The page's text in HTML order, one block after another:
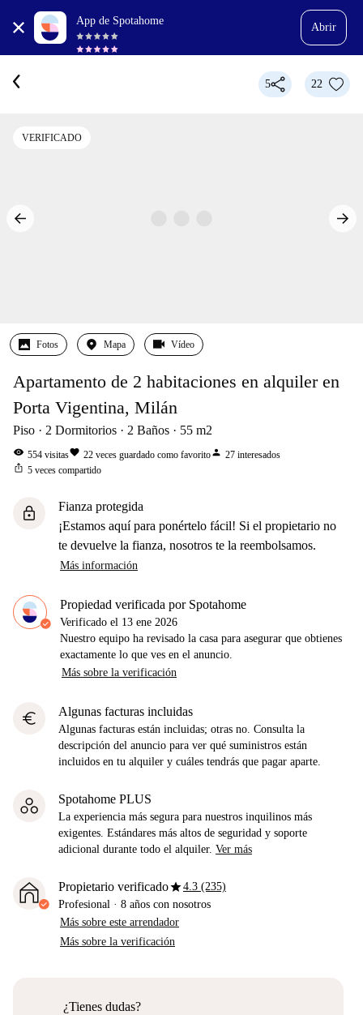
App de Spotahome
Abrir
5 22
VERIFICADO
Fotos Mapa Vídeo
Apartamento de 2 habitaciones en alquiler en
Porta Vigentina, Milán
Piso 2 Dormitorios 2 Baños 55 m2
visibility 554 visitasfavorite 22 veces guardado como favoritoperson 27 interesados
ios_share 5 veces compartido
lock
Fianza protegida
¡Estamos aquí para ponértelo fácil! Si el propietario no
te devuelve la fianza, nosotros te la reembolsamos.
Más información
Propiedad verificada por Spotahome
Verificado el 13 ene 2026
Nuestro equipo ha revisado la casa para asegurar que obtienes
exactamente lo que ves en el anuncio.
Más sobre la verificación
euro Algunas facturas incluidas
Algunas facturas están incluidas; otras no. Consulta la
descripción del anuncio para ver qué suministros están
incluidos en tu alquiler y cuáles tendrás que pagar aparte.
Spotahome PLUS
La experiencia más segura para nuestros inquilinos más
exigentes. Estándares más altos de seguridad y soporte
adicional durante todo el alquiler. Ver más
Propietario verificadostar4.3 (235)
Profesional · 8 años con nosotros
Más sobre este arrendador
Más sobre la verificación
¿Tienes dudas?